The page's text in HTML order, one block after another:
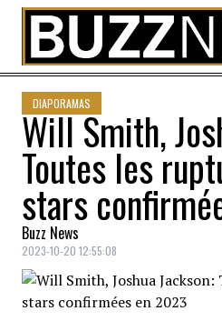
Skip to content
DIAPORAMAS
Will Smith,
Toutes les
stars
Buzz News
2023-10-20 12:55:08